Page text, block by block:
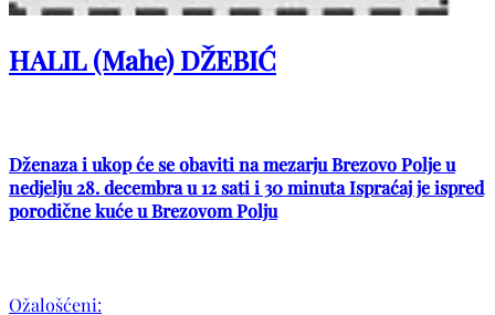
HALIL (Mahe) DŽEBIĆ
Dženaza i ukop će se obaviti na mezarju Brezovo Polje u
nedjelju 28. decembra u 12 sati i 30 minuta Ispraćaj je ispred
porodične kuće u Brezovom Polju
Ožalošćeni: